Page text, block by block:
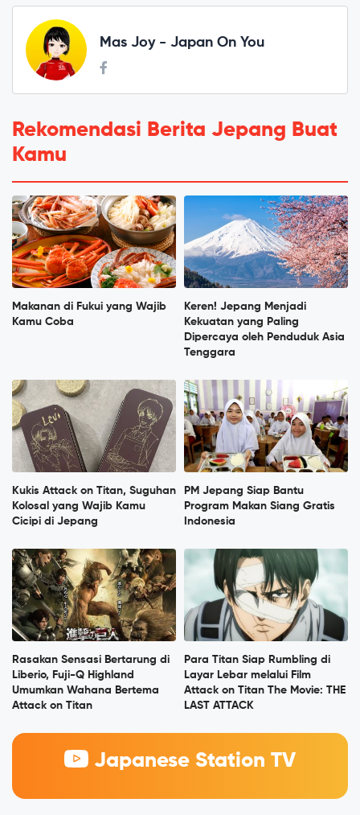
Mas Joy - Japan On You
Rekomendasi Berita Jepang Buat
Kamu
Makanan di Fukui yang Wajib
Kamu Coba
Keren! Jepang Menjadi
Kekuatan yang Paling
Dipercaya oleh Penduduk Asia
Tenggara
Kukis Attack on Titan, Suguhan
Kolosal yang Wajib Kamu
Cicipi di Jepang
PM Jepang Siap Bantu
Program Makan Siang Gratis
Indonesia
Rasakan Sensasi Bertarung di
Liberio, Fuji-Q Highland
Umumkan Wahana Bertema
Attack on Titan
Para Titan Siap Rumbling di
Layar Lebar melalui Film
Attack on Titan The Movie: THE
LAST ATTACK
Japanese Station TV